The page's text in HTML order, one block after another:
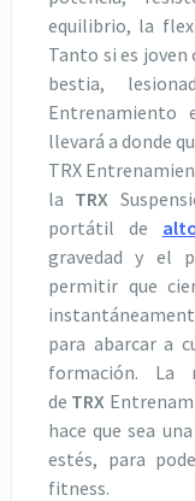
equilibrio, la
Tanto si es
bestia,
Entrenamiento
llevará a donde
TRX
la TRX
portátil de
gravedad y el
permitir que
para abarcar a
formación. La
de TRX
hace que sea
estés, para
fitness.